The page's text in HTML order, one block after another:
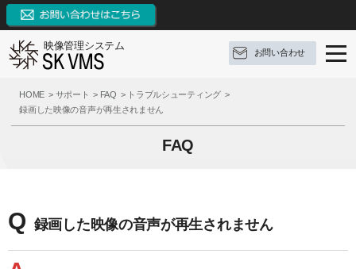
映像管理システム
お問い合わせ
SK VMSとは
SK VMSとは
構成例
SK VMSの特長
9つの革新点
イベントとアクション
サポート
HOME サポート FAQ
トラブルシューティング
録画した映像の音声が再生されません
FAQ
Q 録画した映像の音声が再生されません